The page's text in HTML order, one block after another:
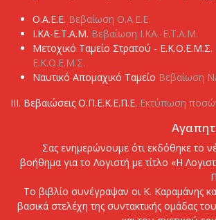
Ο.Α.Ε.Ε. Βεβαίωση Ο.Α.Ε.Ε.
Ι.ΚΑ-Ε.Τ.Α.Μ. Βεβαίωση Ι.ΚΑ.-Ε.Τ.Α.Μ.
Μετοχικό Ταμείο Στρατού - Ε.Κ.Ο.Ε.Μ.Σ.
Ε.Κ.Ο.Ε.Μ.Σ.
Ναυτικό Απομαχικό Ταμείο Βεβαίωση
ΙΙΙ. Βεβαιώσεις Ο.Π.Ε.Κ.Ε.Π.Ε. Εκτύπωση
Σας ενημερώνουμε ότι εκδόθηκε το
βοήθημα για το Λογιστή με τίτλο «Η
Το βιβλίο συνέγραψαν οι Κ. Καραμάνης
βασικά στελέχη της συντακτικής ομάδας